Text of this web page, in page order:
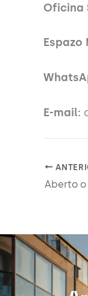
Oficina
Espazo
E-mail: